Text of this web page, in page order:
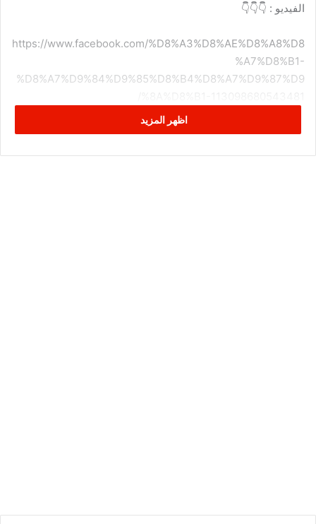
الفيديو : 👇👇👇
https://www.facebook.com/%D8%A3%D8%AE%D8%A8%D8
%A7%D8%B1-
%D8%A7%D9%84%D9%85%D8%B4%D8%A7%D9%87%D9
اظهر المزيد